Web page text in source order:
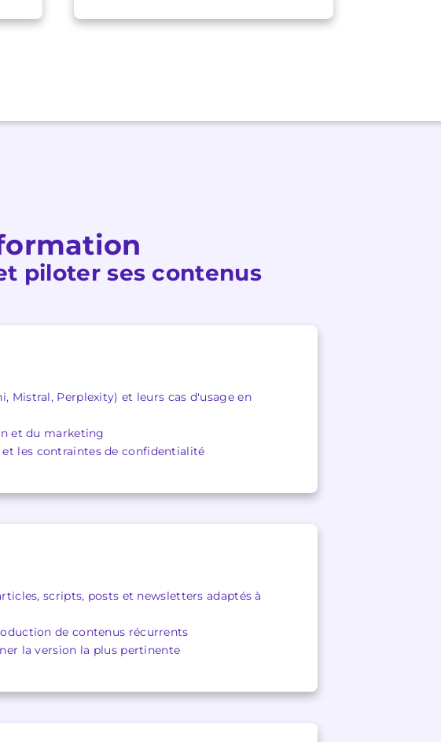
piloter ses contenus
Mistral, Perplexity) et leurs cas d'usage en
et du marketing
les contraintes de confidentialité
scripts, posts et newsletters adaptés à
de contenus récurrents
la version la plus pertinente